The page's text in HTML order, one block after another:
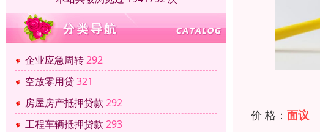
企业应急周转292
空放零用贷321
房屋房产抵押贷款 292
工程车辆抵押贷款 293
价 格： 面议